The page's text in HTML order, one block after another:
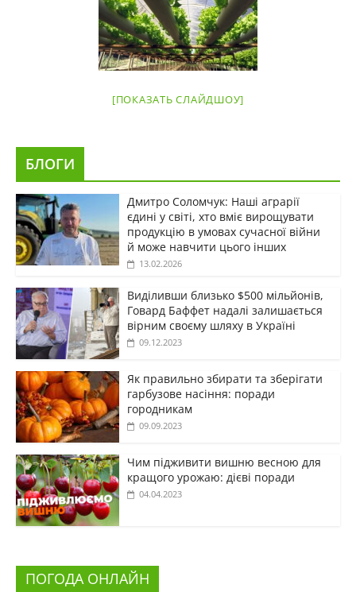
[ПОКАЗАТЬ СЛАЙДШОУ]
БЛОГИ
Дмитро Соломчук: Наші аграрії
єдині у світі, хто вміє вирощувати
продукцію в умовах сучасної війни
й може навчити цього інших
13.02.2026
Виділивши близько $500 мільйонів,
Говард Баффет надалі залишається
вірним своєму шляху в Україні
09.12.2023
Як правильно збирати та зберігати
гарбузове насіння: поради
городникам
09.09.2023
Чим підживити вишню весною для
кращого урожаю: дієві поради
04.04.2023
ПОГОДА ОНЛАЙН